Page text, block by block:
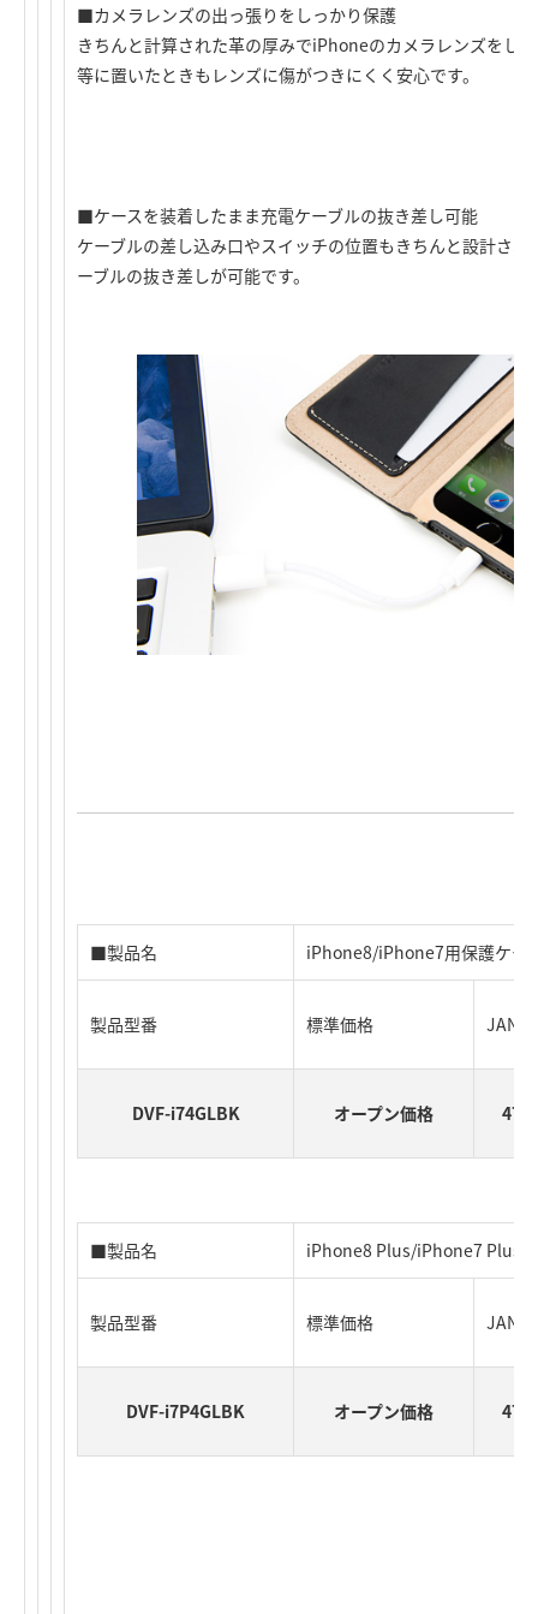
■カメラレンズの出っ張りをしっかり保護
きちんと計算された革の厚みでiPhoneのカメラレンズをし
等に置いたときもレンズに傷がつきにくく安心です。
■ケースを装着したまま充電ケーブルの抜き差し可能
ケーブルの差し込み口やスイッチの位置もきちんと設計さ
ーブルの抜き差しが可能です。
■製品名 iPhone8/iPhone7用保護ケー
製品型番 標準価格 JAN
DVF-i74GLBK オープン価格
■製品名 iPhone8 Plus/iPhone7 Plus
製品型番 標準価格 JAN
DVF-i7P4GLBK オープン価格